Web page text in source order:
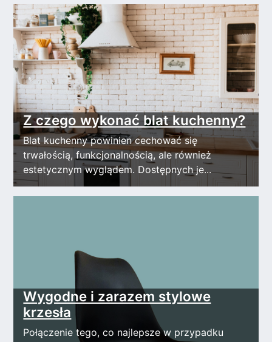
Z czego wykonać blat kuchenny?
Blat kuchenny powinien cechować się
trwałością, funkcjonalnością, ale również
estetycznym wyglądem. Dostępnych je...
Wygodne i zarazem stylowe
krzesła
Połączenie tego, co najlepsze w przypadku